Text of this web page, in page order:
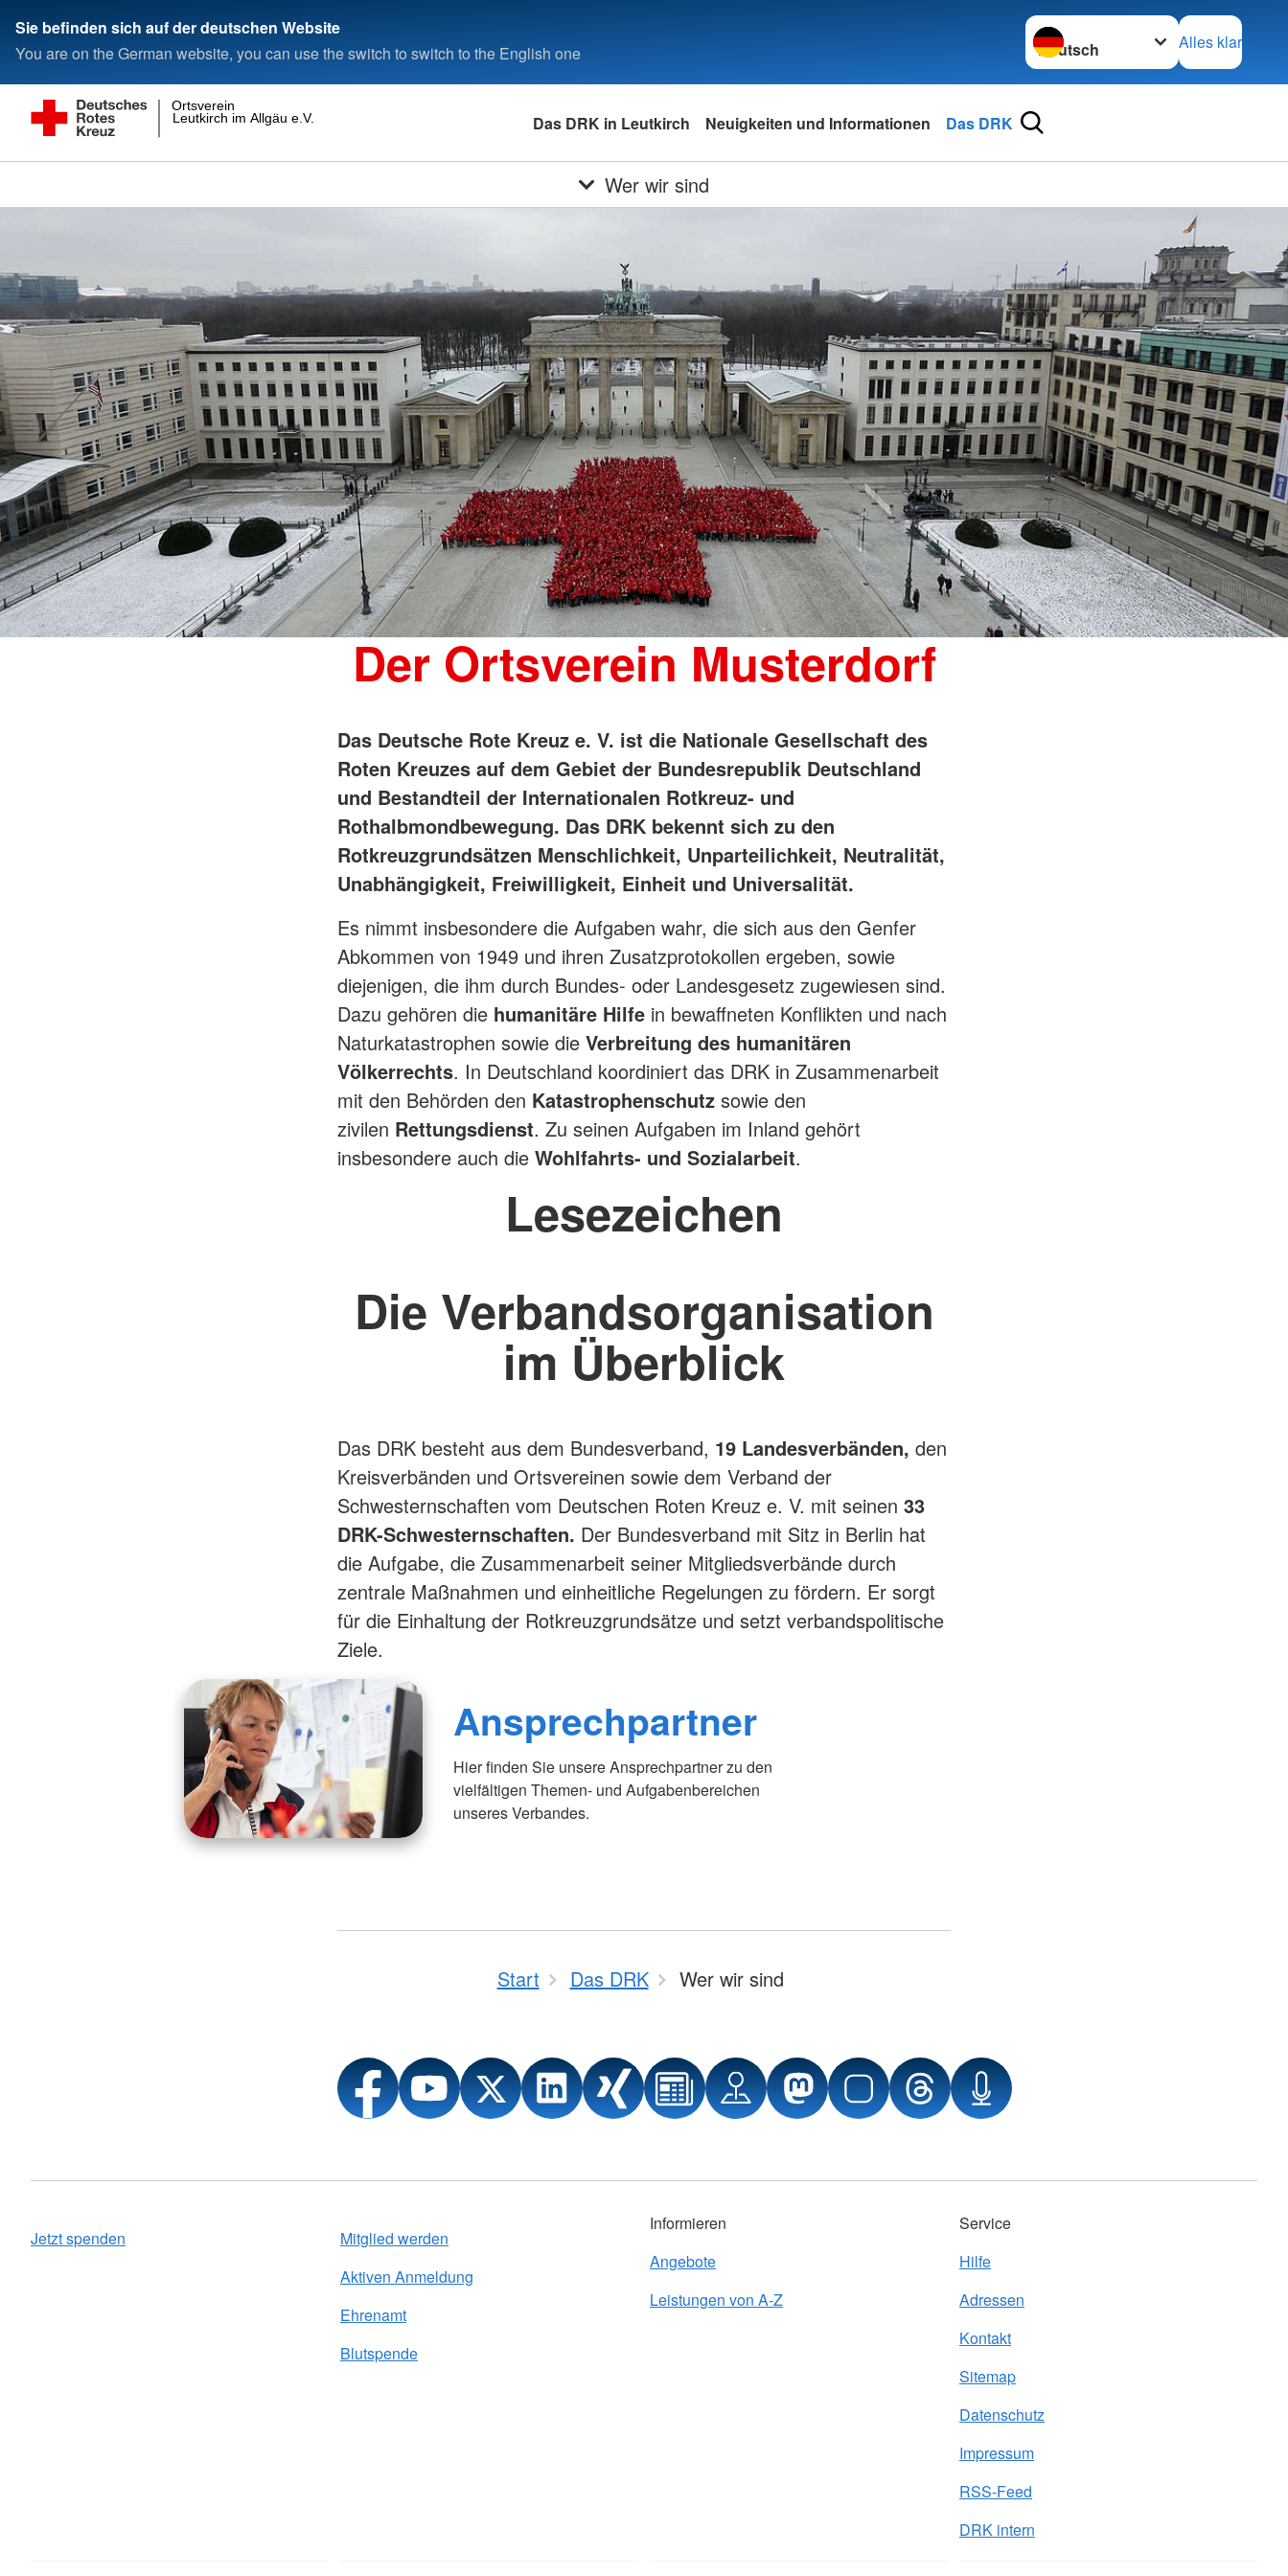
Sie befinden sich auf der deutschen Website
You are on the German website, you can use the switch to switch to the English one
Sprache wechseln zu
Alles klar
Leutkirch im Allgäu e.V.
Ortsverein
Das DRK in Leutkirch Neuigkeiten und Informationen Das DRK
Wer wir sind
Der Ortsverein Musterdorf
Das Deutsche Rote Kreuz e. V. ist die Nationale Gesellschaft des
Roten Kreuzes auf dem Gebiet der Bundesrepublik Deutschland
und Bestandteil der Internationalen Rotkreuz- und
Rothalbmondbewegung. Das DRK bekennt sich zu den
Rotkreuzgrundsätzen Menschlichkeit, Unparteilichkeit, Neutralität,
Unabhängigkeit, Freiwilligkeit, Einheit und Universalität.
Es nimmt insbesondere die Aufgaben wahr, die sich aus den Genfer
Abkommen von 1949 und ihren Zusatzprotokollen ergeben, sowie
diejenigen, die ihm durch Bundes- oder Landesgesetz zugewiesen sind.
Dazu gehören die humanitäre Hilfe in bewaffneten Konflikten und nach
Naturkatastrophen sowie die Verbreitung des humanitären
Völkerrechts. In Deutschland koordiniert das DRK in Zusammenarbeit
mit den Behörden den Katastrophenschutz sowie den
zivilen Rettungsdienst. Zu seinen Aufgaben im Inland gehört
insbesondere auch die Wohlfahrts- und Sozialarbeit.
Lesezeichen
Die Verbandsorganisation
im Überblick
Das DRK besteht aus dem Bundesverband, 19 Landesverbänden, den
Kreisverbänden und Ortsvereinen sowie dem Verband der
Schwesternschaften vom Deutschen Roten Kreuz e. V. mit seinen 33
DRK-Schwesternschaften. Der Bundesverband mit Sitz in Berlin hat
die Aufgabe, die Zusammenarbeit seiner Mitgliedsverbände durch
zentrale Maßnahmen und einheitliche Regelungen zu fördern. Er sorgt
für die Einhaltung der Rotkreuzgrundsätze und setzt verbandspolitische
Ziele.
Ansprechpartner
Hier finden Sie unsere Ansprechpartner zu den
vielfältigen Themen- und Aufgabenbereichen
unseres Verbandes.
Start Das DRK Wer wir sind
Jetzt spenden
Mitglied werden
Aktiven Anmeldung
Ehrenamt
Blutspende
Informieren
Angebote
Leistungen von A-Z
Service
Hilfe
Adressen
Kontakt
Sitemap
Datenschutz
Impressum
RSS-Feed
DRK intern